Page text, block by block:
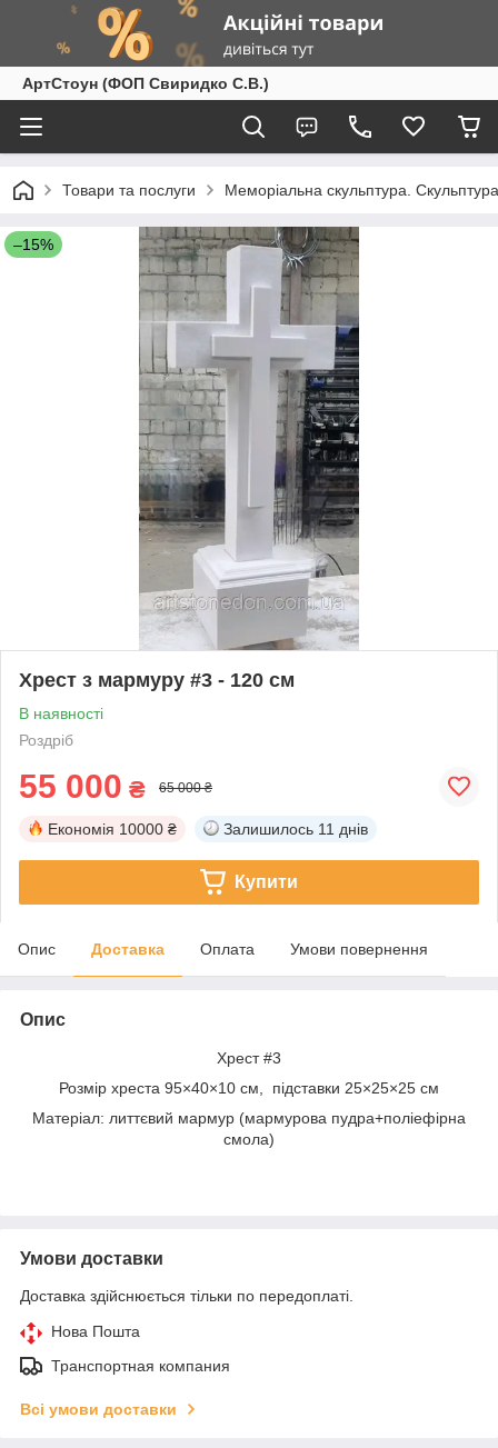
АртСтоун (ФОП Свиридко С.В.)
Товари та послуги Меморіальна скульптура.
–15%
Хрест з мармуру #3 - 120 см
В наявності
Роздріб
55 000 ₴ 65 000 ₴
Економія 10000 ₴ Залишилось 11 днів
Купити
Опис Доставка Оплата Умови повернення
Опис
Хрест #3
Розмір хреста 95×40×10 см, підставки 25×25×25 см
Матеріал: литтєвий мармур (мармурова пудра+поліефірна
смола)
Умови доставки
Доставка здійснюється тільки по передоплаті.
Нова Пошта
Транспортная компания
Всі умови доставки